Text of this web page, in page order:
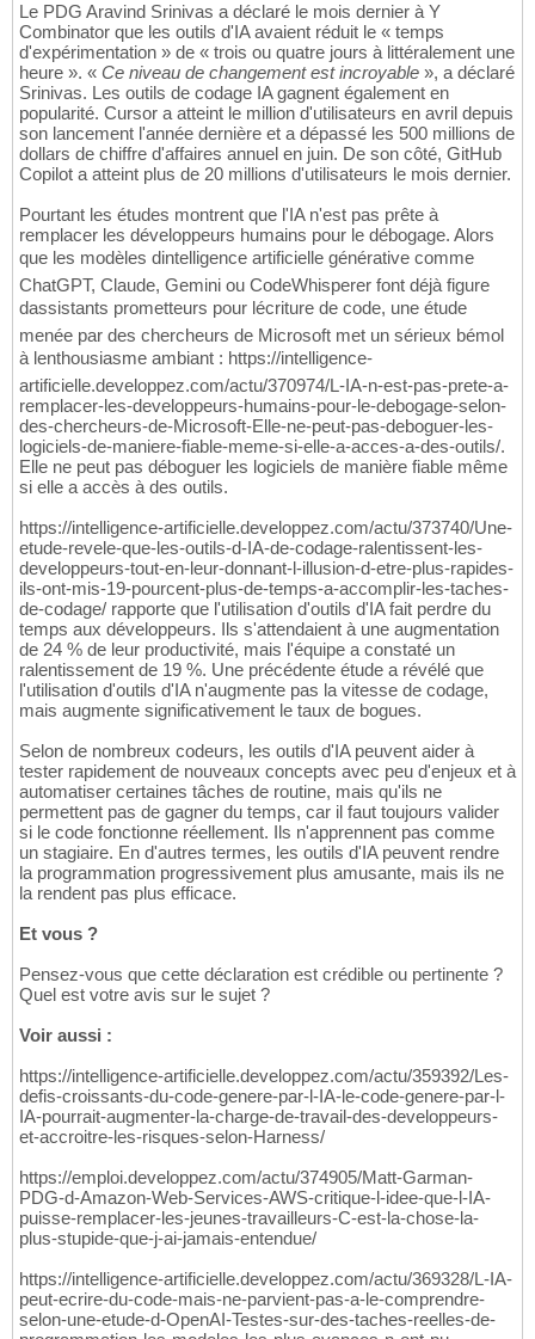
Le PDG Aravind Srinivas a déclaré le mois dernier à Y
Combinator que les outils d'IA avaient réduit le « temps
d'expérimentation » de « trois ou quatre jours à littéralement une
heure ». « Ce niveau de changement est incroyable », a déclaré
Srinivas. Les outils de codage IA gagnent également en
popularité. Cursor a atteint le million d'utilisateurs en avril depuis
son lancement l'année dernière et a dépassé les 500 millions de
dollars de chiffre d'affaires annuel en juin. De son côté, GitHub
Copilot a atteint plus de 20 millions d'utilisateurs le mois dernier.
Pourtant les études montrent que l'IA n'est pas prête à
remplacer les développeurs humains pour le débogage. Alors
que les modèles dintelligence artificielle générative comme
ChatGPT, Claude, Gemini ou CodeWhisperer font déjà figure
dassistants prometteurs pour lécriture de code, une étude
menée par des chercheurs de Microsoft met un sérieux bémol
à lenthousiasme ambiant : https://intelligence-
artificielle.developpez.com/actu/370974/L-IA-n-est-pas-prete-a-
remplacer-les-developpeurs-humains-pour-le-debogage-selon-
des-chercheurs-de-Microsoft-Elle-ne-peut-pas-deboguer-les-
logiciels-de-maniere-fiable-meme-si-elle-a-acces-a-des-outils/.
Elle ne peut pas déboguer les logiciels de manière fiable même
si elle a accès à des outils.
https://intelligence-artificielle.developpez.com/actu/373740/Une-
etude-revele-que-les-outils-d-IA-de-codage-ralentissent-les-
developpeurs-tout-en-leur-donnant-l-illusion-d-etre-plus-rapides-
ils-ont-mis-19-pourcent-plus-de-temps-a-accomplir-les-taches-
de-codage/ rapporte que l'utilisation d'outils d'IA fait perdre du
temps aux développeurs. Ils s'attendaient à une augmentation
de 24 % de leur productivité, mais l'équipe a constaté un
ralentissement de 19 %. Une précédente étude a révélé que
l'utilisation d'outils d'IA n'augmente pas la vitesse de codage,
mais augmente significativement le taux de bogues.
Selon de nombreux codeurs, les outils d'IA peuvent aider à
tester rapidement de nouveaux concepts avec peu d'enjeux et à
automatiser certaines tâches de routine, mais qu'ils ne
permettent pas de gagner du temps, car il faut toujours valider
si le code fonctionne réellement. Ils n'apprennent pas comme
un stagiaire. En d'autres termes, les outils d'IA peuvent rendre
la programmation progressivement plus amusante, mais ils ne
la rendent pas plus efficace.
Et vous ?
Pensez-vous que cette déclaration est crédible ou pertinente ?
Quel est votre avis sur le sujet ?
Voir aussi :
https://intelligence-artificielle.developpez.com/actu/359392/Les-
defis-croissants-du-code-genere-par-l-IA-le-code-genere-par-l-
IA-pourrait-augmenter-la-charge-de-travail-des-developpeurs-
et-accroitre-les-risques-selon-Harness/
https://emploi.developpez.com/actu/374905/Matt-Garman-
PDG-d-Amazon-Web-Services-AWS-critique-l-idee-que-l-IA-
puisse-remplacer-les-jeunes-travailleurs-C-est-la-chose-la-
plus-stupide-que-j-ai-jamais-entendue/
https://intelligence-artificielle.developpez.com/actu/369328/L-IA-
peut-ecrire-du-code-mais-ne-parvient-pas-a-le-comprendre-
selon-une-etude-d-OpenAI-Testes-sur-des-taches-reelles-de-